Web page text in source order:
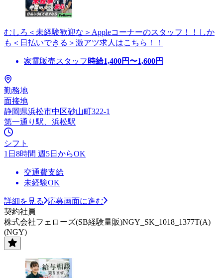
むしろ＜未経験歓迎な＞Appleコーナーのスタッフ！！しか
も＜日払いできる＞激アツ求人はこちら！！
家電販売スタッフ 時給1,400円〜1,600円
勤務地
面接地
静岡県浜松市中区砂山町322-1
第一通り駅、浜松駅
シフト
1日8時間 週5日からOK
交通費支給
未経験OK
詳細を見る
応募画面に進む
契約社員
株式会社フェローズ(SB経験量販)NGY_SK_1018_1377T(A)
(NGY)